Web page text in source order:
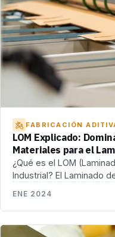
FABRICACIÓN
LOM Explicado:
Materiales para el
¿Qué es el LOM
Industrial? El Laminado
ENE 2024